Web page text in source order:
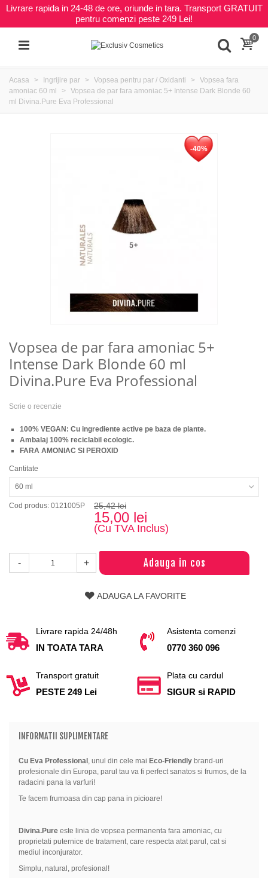
Livrare rapida in 24-48 de ore, oriunde in tara. Transport GRATUIT
pentru comenzi peste 249 Lei!
0
Acasa Ingrijire par Vopsea pentru par / Oxidanti
Vopsea fara
amoniac 60 ml
Vopsea de par fara amoniac 5+ Intense Dark Blonde 60
ml Divina.Pure Eva Professional
-40%
Vopsea de par fara amoniac 5+
Intense Dark Blonde 60 ml
Divina.Pure Eva Professional
Scrie o recenzie
100% VEGAN: Cu ingrediente active pe baza de plante.
Ambalaj 100% reciclabil ecologic.
FARA AMONIAC ​​SI PEROXID
Cantitate
60 ml
Cod produs: 0121005P 25,42 lei
15,00 lei
(Cu TVA Inclus)
- + Adauga in cos
ADAUGA LA FAVORITE
Livrare rapida 24/48h
IN TOATA TARA
Asistenta comenzi
0770 360 096
Transport gratuit
PESTE 249 Lei
Plata cu cardul
SIGUR si RAPID
INFORMATII SUPLIMENTARE
Cu Eva Professional , unul din cele mai Eco-Friendlybrand-uri
profesionale din Europa, parul tau va fi perfect sanatos si frumos, de la
radacini pana la varfuri!
Te facem frumoasa din cap pana in picioare!
Divina.Pureeste linia de vopsea permanenta fara amoniac, cu
proprietati puternice de tratament, care respecta atat parul, cat si
mediul inconjurator.
Simplu, natural, profesional!